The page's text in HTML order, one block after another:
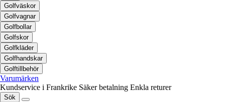
Golfväskor
Golfvagnar
Golfbollar
Golfskor
Golfkläder
Golfhandskar
Golftillbehör
Varumärken
Kundservice i Frankrike Säker betalning Enkla returer
Sök